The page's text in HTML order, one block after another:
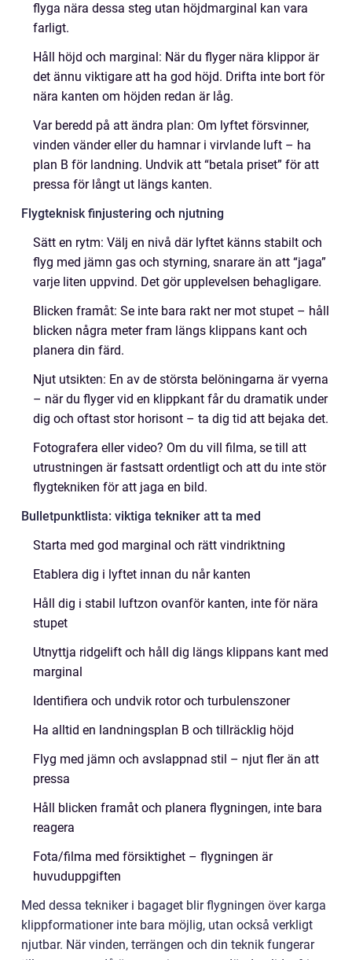
flyga nära dessa steg utan höjdmarginal kan vara
farligt.
Håll höjd och marginal: När du flyger nära klippor är
det ännu viktigare att ha god höjd. Drifta inte bort för
nära kanten om höjden redan är låg.
Var beredd på att ändra plan: Om lyftet försvinner,
vinden vänder eller du hamnar i virvlande luft – ha
plan B för landning. Undvik att “betala priset” för att
pressa för långt ut längs kanten.
Flygteknisk finjustering och njutning
Sätt en rytm: Välj en nivå där lyftet känns stabilt och
flyg med jämn gas och styrning, snarare än att “jaga”
varje liten uppvind. Det gör upplevelsen behagligare.
Blicken framåt: Se inte bara rakt ner mot stupet – håll
blicken några meter fram längs klippans kant och
planera din färd.
Njut utsikten: En av de största belöningarna är vyerna
– när du flyger vid en klippkant får du dramatik under
dig och oftast stor horisont – ta dig tid att be­jaka det.
Fotografera eller video? Om du vill filma, se till att
utrustningen är fastsatt ordentligt och att du inte stör
flygtekniken för att jaga en bild.
Bulletpunktlista: viktiga tekniker att ta med
Starta med god marginal och rätt vindriktning
Etablera dig i lyftet innan du når kanten
Håll dig i stabil luftzon ovanför kanten, inte för nära
stupet
Utnyttja ridgelift och håll dig längs klippans kant med
marginal
Identifiera och undvik rotor och turbulenszoner
Ha alltid en landningsplan B och tillräcklig höjd
Flyg med jämn och avslappnad stil – njut fler än att
pressa
Håll blicken framåt och planera flygningen, inte bara
reagera
Fota/filma med försiktighet – flygningen är
huvuduppgiften
Med dessa tekniker i bagaget blir flygningen över karga
klippformationer inte bara möjlig, utan också verkligt
njutbar. När vinden, terrängen och din teknik fungerar